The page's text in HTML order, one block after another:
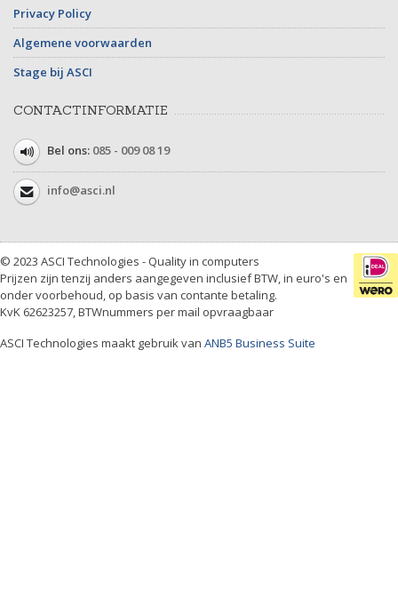
Privacy Policy
Algemene voorwaarden
Stage bij ASCI
CONTACTINFORMATIE
Bel ons: 085 - 009 08 19
info@asci.nl
© 2023 ASCI Technologies - Quality in computers
Prijzen zijn tenzij anders aangegeven inclusief BTW, in euro's en
onder voorbehoud, op basis van contante betaling.
KvK 62623257, BTWnummers per mail opvraagbaar
ASCI Technologies maakt gebruik van ANB5 Business Suite